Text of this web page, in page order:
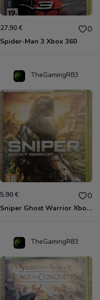
27.90 € 0
Spider-Man 3 Xbox 360
TheGamingR83
5.90 € 0
Sniper Ghost Warrior Xbox 360
TheGamingR83